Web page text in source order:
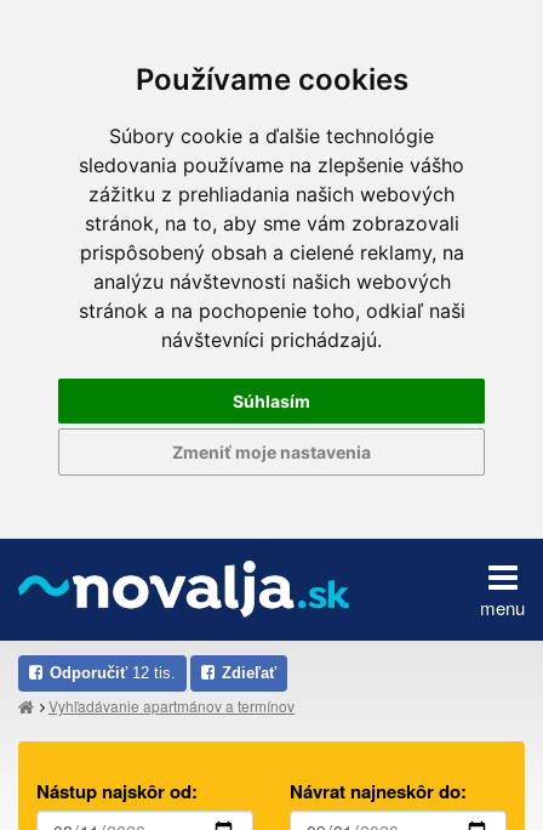
Používame cookies
Súbory cookie a ďalšie technológie
sledovania používame na zlepšenie vášho
zážitku z prehliadania našich webových
stránok, na to, aby sme vám zobrazovali
prispôsobený obsah a cielené reklamy, na
analýzu návštevnosti našich webových
stránok a na pochopenie toho, odkiaľ naši
návštevníci prichádzajú.
Súhlasím
Zmeniť moje nastavenia
menu
Odporučiť12 tis. Zdieľať
Vyhľadávanie apartmánov a termínov
Nástup najskôr od: Návrat najneskôr do: